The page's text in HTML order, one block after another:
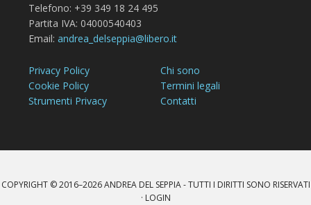
Telefono: +39 349 18 24 495
Partita IVA: 04000540403
Email: andrea_delseppia@libero.it
Privacy Policy
Cookie Policy
Strumenti Privacy
Chi sono
Termini legali
Contatti
COPYRIGHT © 2016–2026ANDREA DEL SEPPIA- TUTTI I DIRITTI SONO RISERVATI
· LOGIN